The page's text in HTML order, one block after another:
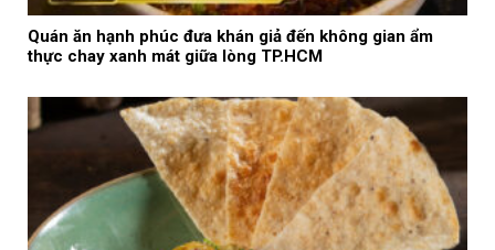
Quán ăn hạnh phúc đưa khán giả đến không gian ẩm
thực chay xanh mát giữa lòng TP.HCM